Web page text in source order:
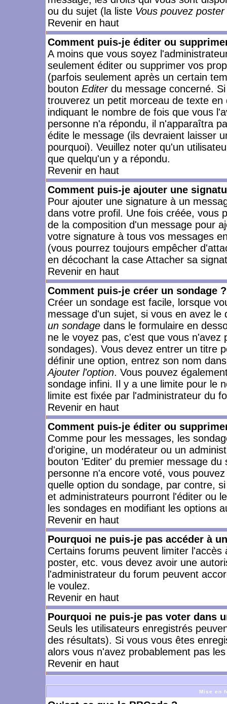
ou du sujet (la liste Vous pouvez
Revenir en haut
Comment puis-je éditer ou
A moins que vous soyez
seulement éditer ou supprimer vos
(parfois seulement après un certain
bouton Editerdu message concerné.
trouverez un petit morceau de texte
indiquant le nombre de fois que vous
personne n'a répondu, il n'apparaîtra
édite le message (ils devraient laisser
pourquoi). Veuillez noter qu'un
que quelqu'un y a répondu.
Revenir en haut
Comment puis-je ajouter une
Pour ajouter une signature à un
dans votre profil. Une fois créée, vous
de la composition d'un message pour
votre signature à tous vos messages
(vous pourrez toujours empêcher
en décochant la case Attacher sa
Revenir en haut
Comment puis-je créer un sondage ?
Créer un sondage est facile, lorsque
message d'un sujet, si vous en avez
un sondage dans le formulaire en
ne le voyez pas, c'est que vous
sondages). Vous devez entrer un titre
définir une option, entrez son nom
Ajouter l'option. Vous pouvez
sondage infini. Il y a une limite pour le
limite est fixée par l'administrateur du
Revenir en haut
Comment puis-je éditer ou
Comme pour les messages, les
d'origine, un modérateur ou un
bouton 'Editer' du premier message
personne n'a encore voté, vous
quelle option du sondage, par contre,
et administrateurs pourront l'éditer ou
les sondages en modifiant les options
Revenir en haut
Pourquoi ne puis-je pas accéder à
Certains forums peuvent limiter
poster, etc. vous devez avoir une
l'administrateur du forum peuvent
le voulez.
Revenir en haut
Pourquoi ne puis-je pas voter dans
Seuls les utilisateurs enregistrés
des résultats). Si vous vous êtes
alors vous n'avez probablement pas
Revenir en haut
Mise en